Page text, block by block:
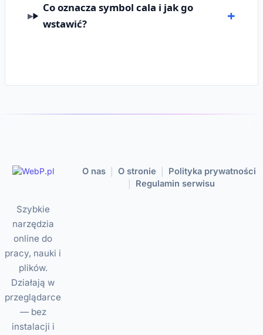
Co oznacza symbol cala i jak go
wstawić?
Szybkie
narzędzia
online do
pracy, nauki i
plików.
Działają w
przeglądarce
— bez
instalacji i
O nas O stronie Polityka prywatności
Regulamin serwisu